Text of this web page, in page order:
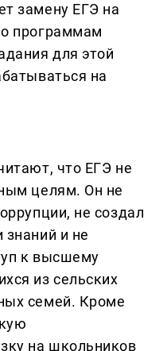
замену ЕГЭ на
программам
для этой
на
что ЕГЭ не
целям. Он не
не создал
и не
к высшему
из сельских
семей. Кроме
на школьников